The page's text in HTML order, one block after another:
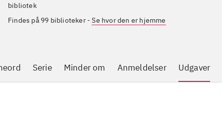
bibliotek
Findes på 99 biblioteker-Se hvor den er hjemme
Serie Minder om Anmeldelser Udgaver